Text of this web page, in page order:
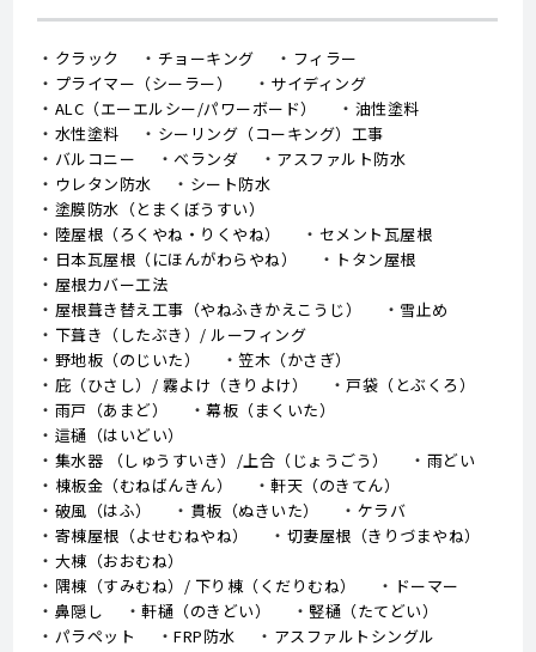
クラック チョーキング
フィラー
プライマー（シーラー）
サイディング
ALC（エーエルシー/パワーボード）
油性塗料
水性塗料
シーリング（コーキング）工事
バルコニー
ベランダ
アスファルト防水
ウレタン防水
シート防水
塗膜防水（とまくぼうすい）
陸屋根（ろくやね・りくやね）
セメント瓦屋根
日本瓦屋根（にほんがわらやね）
トタン屋根
屋根カバー工法
屋根葺き替え工事（やねふきかえこうじ）
雪止め
下葺き（したぶき）/ ルーフィング
野地板（のじいた）
笠木（かさぎ）
庇（ひさし）/ 霧よけ（きりよけ）
戸袋（とぶくろ）
雨戸（あまど）
幕板（まくいた）
這樋（はいどい）
集水器 （しゅうすいき）/上合（じょうごう）
雨どい
棟板金（むねばんきん）
軒天（のきてん）
破風（はふ）
貫板（ぬきいた）
ケラバ
寄棟屋根（よせむねやね）
切妻屋根（きりづまやね）
大棟（おおむね）
隅棟（すみむね）/ 下り棟（くだりむね）
ドーマー
鼻隠し
軒樋（のきどい）
竪樋（たてどい）
パラペット
FRP防水
アスファルトシングル